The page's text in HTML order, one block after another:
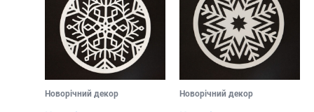
Новорічний декор Новорічний декор